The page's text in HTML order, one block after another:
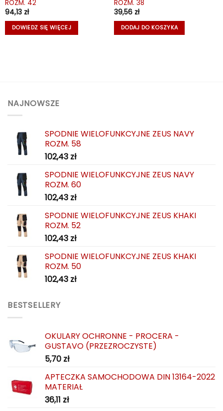
ROZM. 42
94,13 zł
DOWIEDZ SIĘ WIĘCEJ
ROZM. 38
39,56 zł
DODAJ DO KOSZYKA
NAJNOWSZE
SPODNIE WIELOFUNKCYJNE ZEUS NAVY
ROZM. 58
102,43 zł
SPODNIE WIELOFUNKCYJNE ZEUS NAVY
ROZM. 60
102,43 zł
SPODNIE WIELOFUNKCYJNE ZEUS KHAKI
ROZM. 52
102,43 zł
SPODNIE WIELOFUNKCYJNE ZEUS KHAKI
ROZM. 50
102,43 zł
BESTSELLERY
OKULARY OCHRONNE - PROCERA -
GUSTAVO (PRZEZROCZYSTE)
5,70 zł
APTECZKA SAMOCHODOWA DIN 13164-2022
MATERIAŁ
36,11 zł